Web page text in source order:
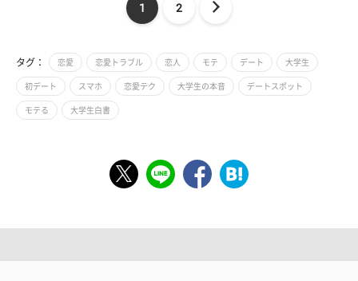
1 2
タグ： 恋愛 恋愛トラブル 恋人 モテ デート 大学生
初デート スマホ 恋愛テク 大学生の本音 デートスポット
モテる 大学生白書